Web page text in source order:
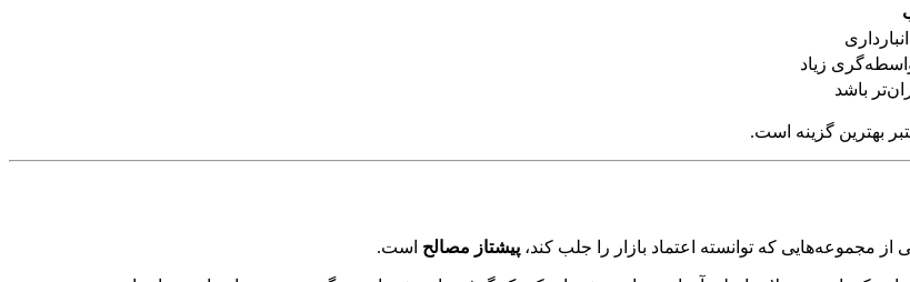
زیاد
باشد
بهترین گزینه است.
مجموعه‌هایی که توانسته اعتماد بازار را جلب کند، پیشتاز مصالح است.